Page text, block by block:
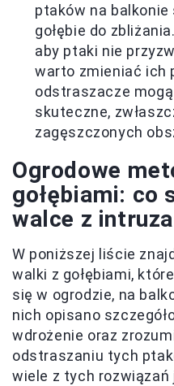
ptaków na
gołębie do
aby ptaki nie
warto zmieniać ich
odstraszacze
skuteczne,
zagęszczonych
Ogrodowe
gołębiami: co
walce z
W poniższej liście
walki z gołębiami,
się w ogrodzie, na
nich opisano
wdrożenie oraz
odstraszaniu tych
wiele z tych